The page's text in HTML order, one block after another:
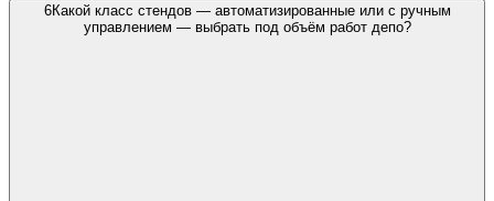
6Какой класс стендов — автоматизированные или с ручным
управлением — выбрать под объём работ депо?